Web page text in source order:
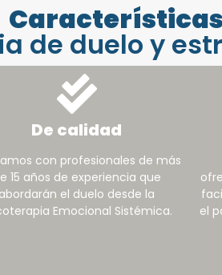
Características
de duelo y
De calidad
con profesionales de más
15 años de experiencia que
abordarán el duelo desde la
Emocional Sistémica.
el